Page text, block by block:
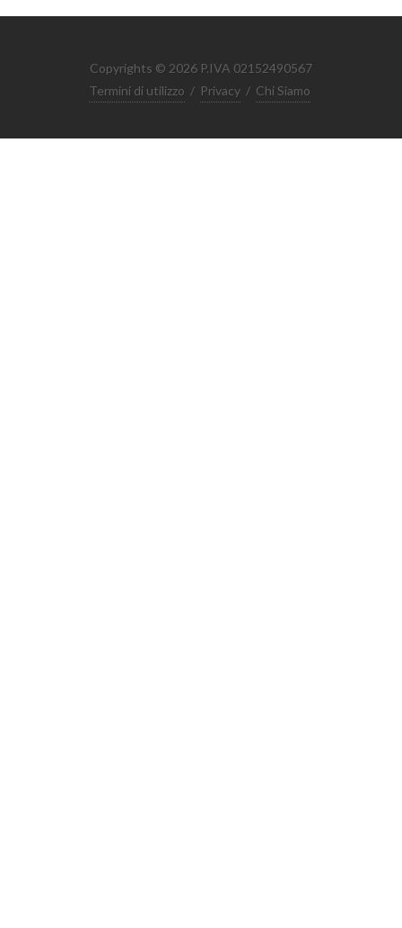
Copyrights © 2026 P.IVA 02152490567
Termini di utilizzo / Privacy / Chi Siamo